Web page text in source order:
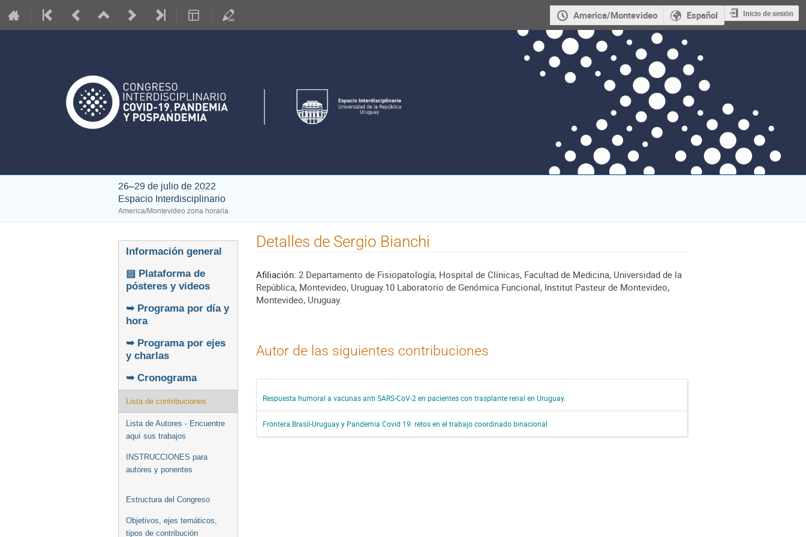
America/Montevideo Español Inicio de sesión
26–29 de julio de 2022
Espacio Interdisciplinario
America/Montevideo zona horaria
Event
menu
Información general
▤ Plataforma de
pósteres y videos
➥ Programa por día y
hora
➥ Programa por ejes
y charlas
➥ Cronograma
Lista de contribuciones
Lista de Autores - Encuentre
aquí sus trabajos
INSTRUCCIONES para
autores y ponentes
Estructura del Congreso
Objetivos, ejes temáticos,
tipos de contribución
Detalles de Sergio Bianchi
Afiliación: 2 Departamento de Fisiopatología, Hospital de Clínicas, Facultad de Medicina, Universidad de la
República, Montevideo, Uruguay.10 Laboratorio de Genómica Funcional, Institut Pasteur de Montevideo,
Montevideo, Uruguay.
Autor de las siguientes contribuciones
Respuesta humoral a vacunas anti SARS-CoV-2 en pacientes con trasplante renal en Uruguay.
Frontera Brasil-Uruguay y Pandemia Covid 19: retos en el trabajo coordinado binacional